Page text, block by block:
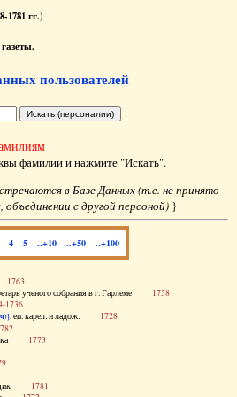
1781 гг.)
пользователей
фамилии и нажмите "Искать".
в Базе Данных (т.е. не принято
с другой персоной) }
4 5 ..+10 ..+50 ..+100
1763
ученого собрания в г. Гарлеме 1758
1736
, еп. карел. и ладож. 1728
1773
1781